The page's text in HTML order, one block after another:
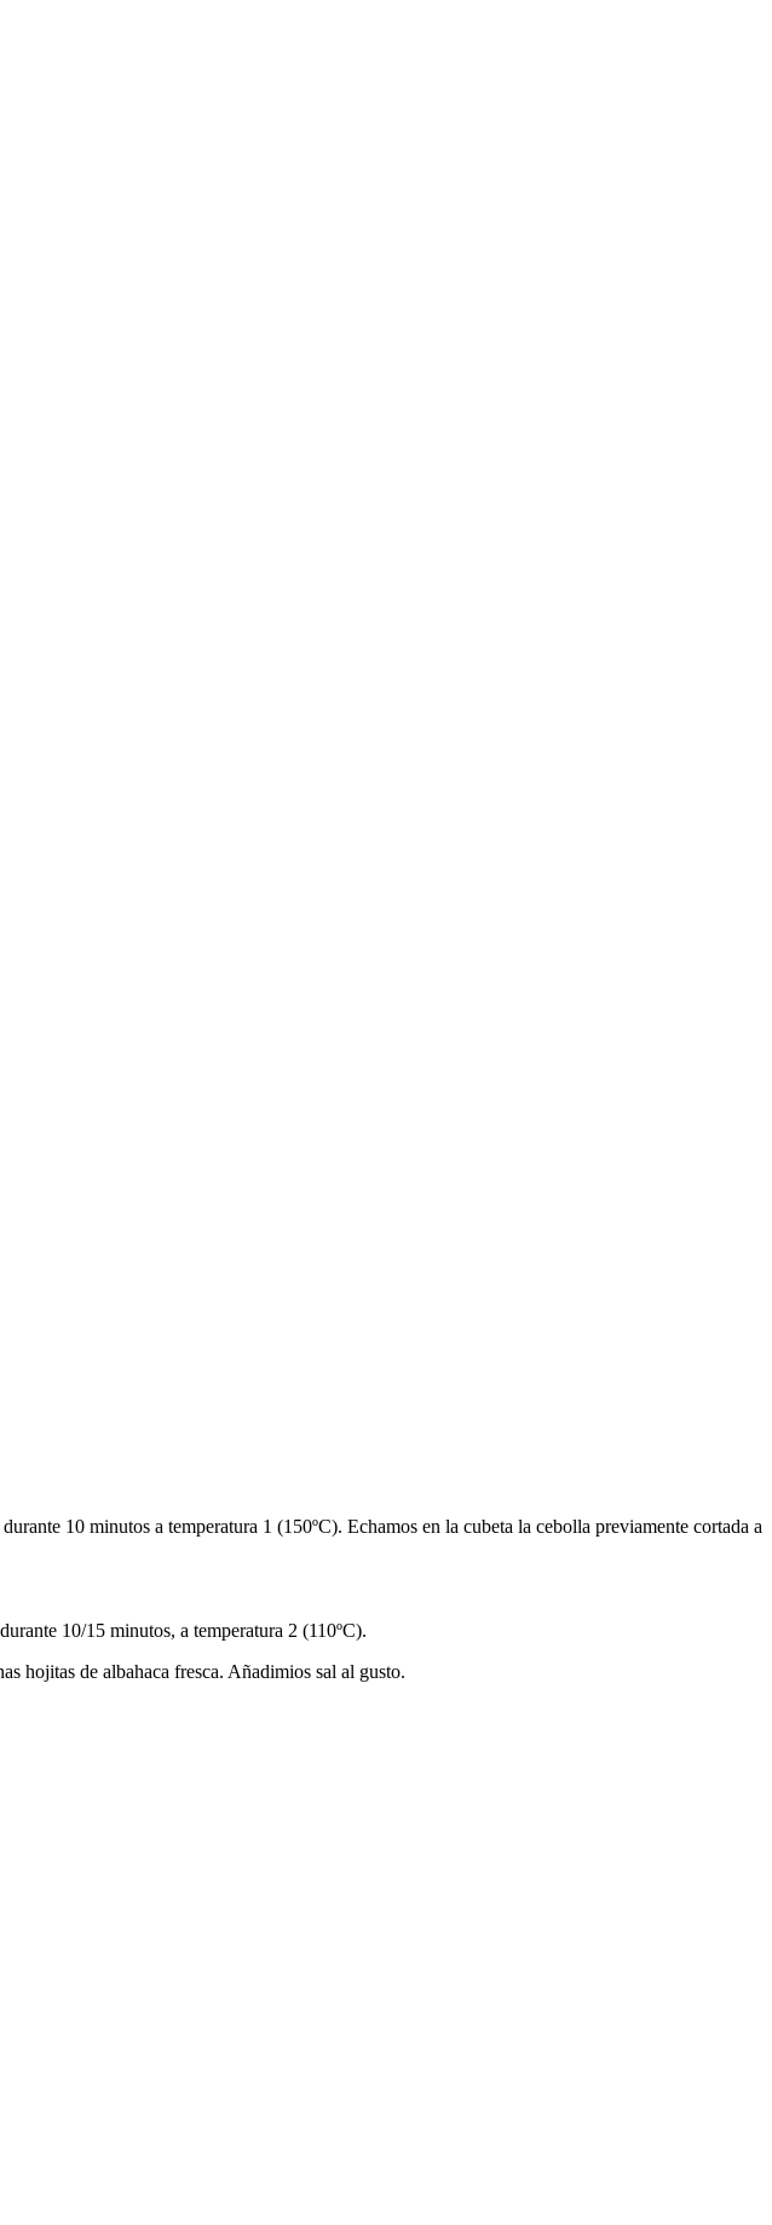
10 minutos a temperatura 1 (150ºC). Echamos en la cubeta la cebolla previamente cortada a
10/15 minutos, a temperatura 2 (110ºC).
hojitas de albahaca fresca. Añadimios sal al gusto.